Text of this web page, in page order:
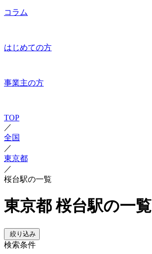
コラム
はじめての方
事業主の方
TOP
／
全国
／
東京都
／
桜台駅の一覧
東京都 桜台駅の一覧
絞り込み
検索条件